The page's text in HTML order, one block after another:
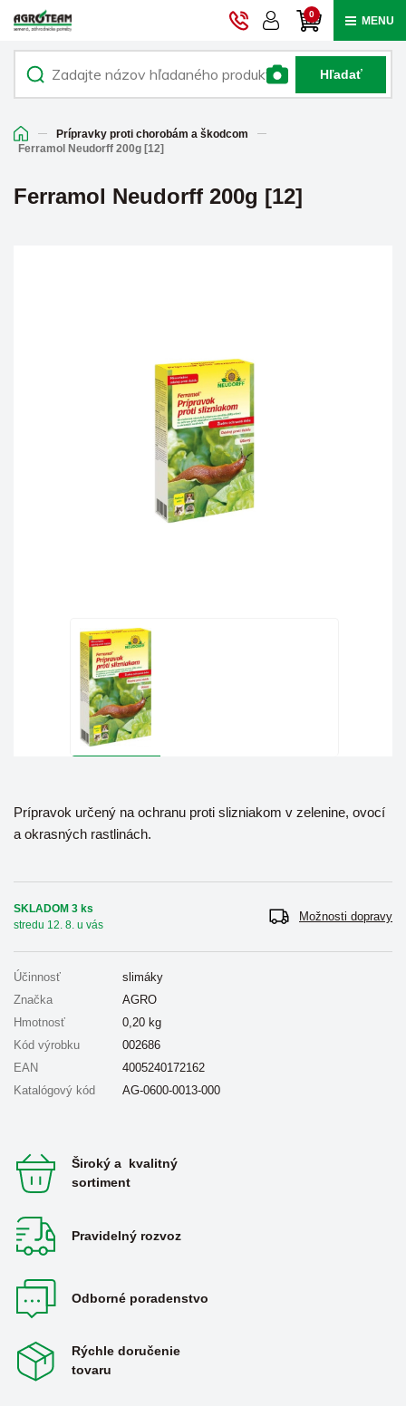
0 MENU
Hľadať
Prípravky proti chorobám a škodcom
Ferramol Neudorff 200g [12]
Ferramol Neudorff 200g [12]
Prípravok určený na ochranu proti slizniakom v zelenine, ovocí
a okrasných rastlinách.
SKLADOM 3 ks
stredu 12. 8. u vás
Možnosti dopravy
Účinnosť
slimáky
Značka
AGRO
Hmotnosť
0,20 kg
Kód výrobku
002686
EAN
4005240172162
Katalógový kód
AG-0600-0013-000
Široký a kvalitný
sortiment
Pravidelný rozvoz
Odborné poradenstvo
Rýchle doručenie
tovaru